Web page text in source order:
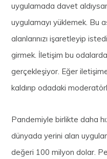
uygulamada davet
uygulamayı yüklemek. Bu
alanlarınızı işaretleyip
girmek. İletişim bu
gerçekleşiyor. Eğer
kaldırıp odadaki
Pandemiyle birlikte daha
dünyada yerini alan
değeri 100 milyon dolar.